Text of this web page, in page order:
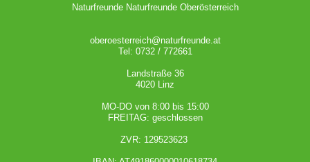
Naturfreunde Naturfreunde Oberösterreich
oberoesterreich@naturfreunde.at
Tel: 0732 / 772661
Landstraße 36
4020 Linz
MO-DO von 8:00 bis 15:00
FREITAG: geschlossen
ZVR: 129523623